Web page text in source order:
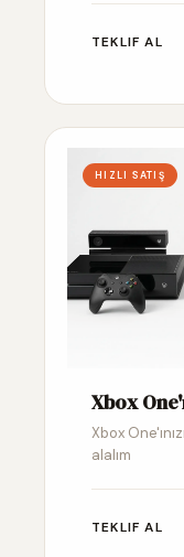
TEKLIF AL
HIZLI SATIŞ
Xbox
Xbox
alalım
TEKLIF AL